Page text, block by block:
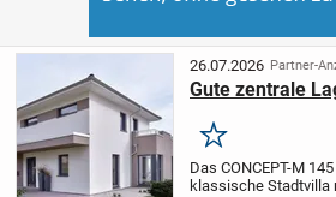
26.07.2026 Partner-
Gute zentrale
Merken
Das CONCEPT-M
klassische Stadtvilla